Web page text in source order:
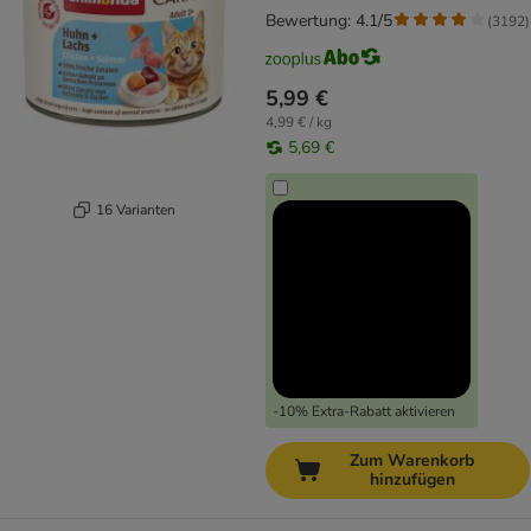
16 Varianten
5,99 €
4,99 € / kg
5,69 €
-10% Extra-Rabatt aktivieren
Bewertung: 4.1/5 (3192)
Zum Warenkorb
hinzufügen